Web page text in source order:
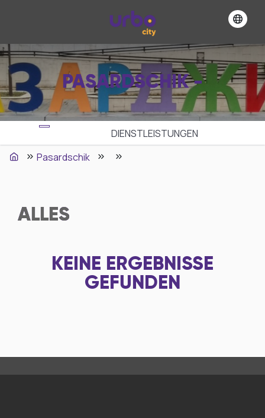
PASARDSCHIK -
DIENSTLEISTUNGEN
Pasardschik
ALLES
KEINE ERGEBNISSE
GEFUNDEN